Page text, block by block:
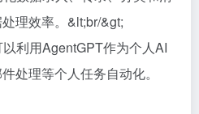
理效率。&lt;br/&gt;
利用AgentGPT作为个人AI
处理等个人任务自动化。